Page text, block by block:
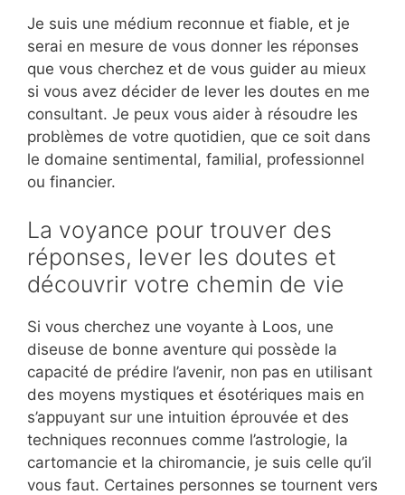
Je suis une médium reconnue et fiable, et je
serai en mesure de vous donner les réponses
que vous cherchez et de vous guider au mieux
si vous avez décider de lever les doutes en me
consultant. Je peux vous aider à résoudre les
problèmes de votre quotidien, que ce soit dans
le domaine sentimental, familial, professionnel
ou financier.
La voyance pour trouver des
réponses, lever les doutes et
découvrir votre chemin de vie
Si vous cherchez une voyante à Loos, une
diseuse de bonne aventure qui possède la
capacité de prédire l’avenir, non pas en utilisant
des moyens mystiques et ésotériques mais en
s’appuyant sur une intuition éprouvée et des
techniques reconnues comme l’astrologie, la
cartomancie et la chiromancie, je suis celle qu’il
vous faut. Certaines personnes se tournent vers